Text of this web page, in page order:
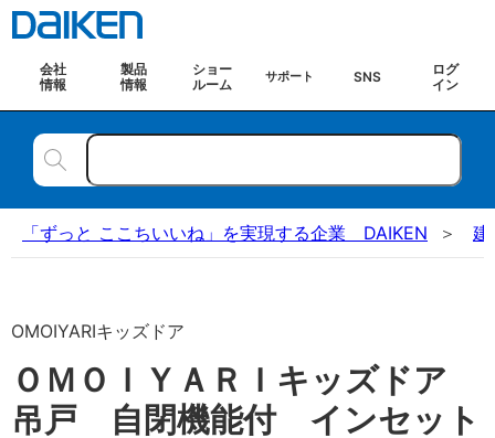
会社
情報
製品
情報
ショー
ルーム
サポート SNS
ログ
イン
「ずっと ここちいいね」を実現する企業 DAIKEN 建
OMOIYARIキッズドア
ＯＭＯＩＹＡＲＩキッズドア
吊戸 自閉機能付 インセット